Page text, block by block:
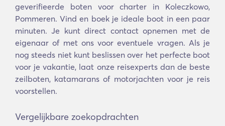
geverifieerde boten voor charter in Koleczkowo,
Pommeren. Vind en boek je ideale boot in een paar
minuten. Je kunt direct contact opnemen met de
eigenaar of met ons voor eventuele vragen. Als je
nog steeds niet kunt beslissen over het perfecte boot
voor je vakantie, laat onze reisexperts dan de beste
zeilboten, katamarans of motorjachten voor je reis
voorstellen.
Vergelijkbare zoekopdrachten